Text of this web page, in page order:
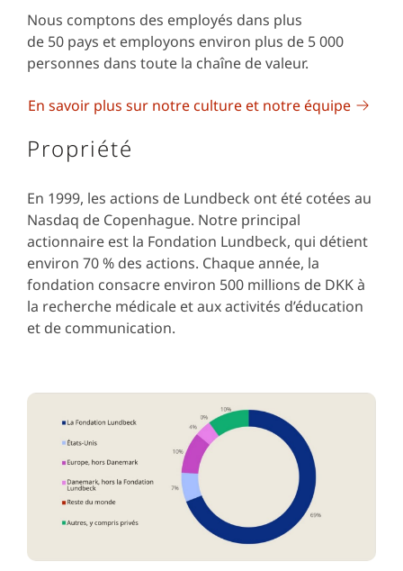
Nous comptons des employés dans plus
de 50 pays et employons environ plus de 5 000
personnes dans toute la chaîne de valeur.
En savoir plus sur notre culture et notre équipe
Propriété
En 1999, les actions de Lundbeck ont été cotées au
Nasdaq de Copenhague. Notre principal
actionnaire est la Fondation Lundbeck, qui détient
environ 70 % des actions. Chaque année, la
fondation consacre environ 500 millions de DKK à
la recherche médicale et aux activités d’éducation
et de communication.